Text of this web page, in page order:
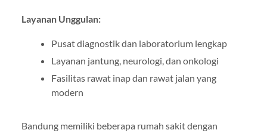
Layanan Unggulan:
Pusat diagnostik dan laboratorium lengkap
Layanan jantung, neurologi, dan onkologi
Fasilitas rawat inap dan rawat jalan yang
modern
Bandung memiliki beberapa rumah sakit dengan